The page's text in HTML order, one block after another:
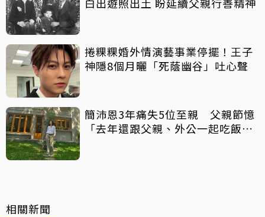
捲粿粿婚外情演藝事業停擺！王子
神隱8個月曬「死蔭幽谷」吐心聲
簡沛恩3年痛失5位至親 父親節憶
「去年還跟父親、外公一起吃飯聊
相關新聞